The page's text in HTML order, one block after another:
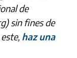
de
sin fines de
haz una